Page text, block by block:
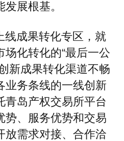
展根基。
线成果转化专区，就
化转化的“最后一公
新成果转化渠道不畅
业务条线的一线创新
青岛产权交易所平台
势、服务优势和交易
放需求对接、合作洽